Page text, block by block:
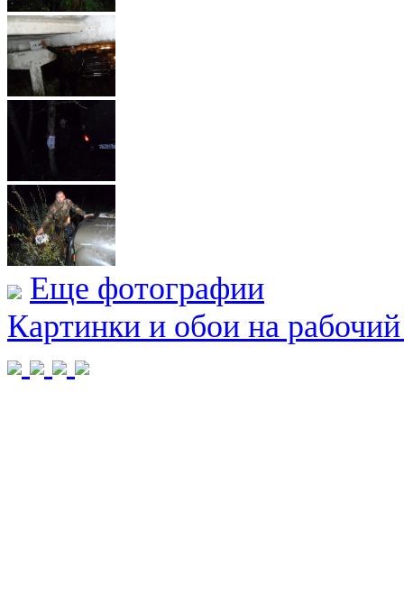
Еще фотографии
Картинки и обои на